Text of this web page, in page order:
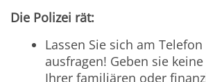
Die Polizei rät:
Lassen Sie sich am
ausfragen! Geben sie
Ihrer familiären oder